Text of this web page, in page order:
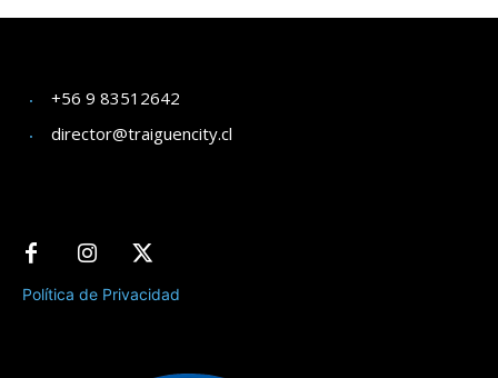
+56 9 83512642
director@traiguencity.cl
Política de Privacidad